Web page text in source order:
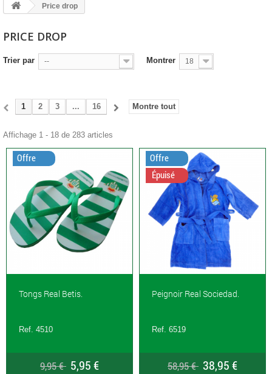
Price drop
PRICE DROP
Trier par -- Montrer 18
Montre tout
1 2 3 ... 16
Affichage 1 - 18 de 283 articles
Offre
Tongs Real Betis.
Ref. 4510
9,95 € 5,95 €
Offre
Épuisé
Peignoir Real Sociedad.
Ref. 6519
58,95 € 38,95 €